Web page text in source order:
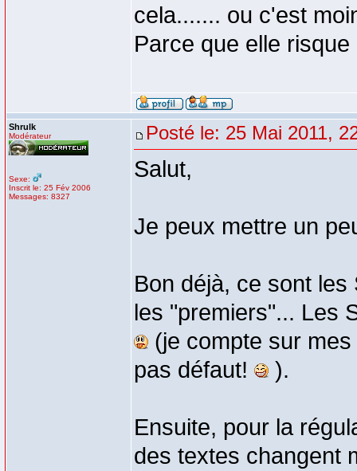
cela....... ou c'est
Parce que elle
Shrulk
Modérateur
Sexe:
Inscrit le: 25 Fév 2006
Messages: 8327
Posté le: 25 Mai 2011,
Salut,
Je peux mettre un
Bon déjà, ce sont
les "premiers"... Les
(je compte sur
pas défaut!
).
Ensuite, pour la
des textes changent